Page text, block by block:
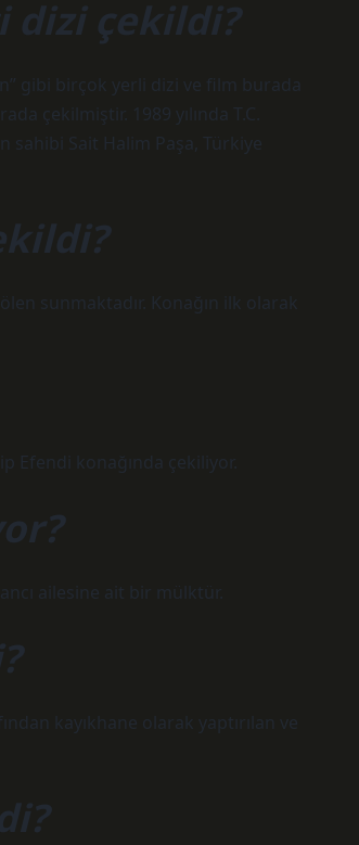
dizi çekildi?
gibi birçok yerli dizi ve film burada
çekilmiştir. 1989 yılında T.C.
sahibi Sait Halim Paşa, Türkiye
sunmaktadır. Konağın ilk olarak
Efendi konağında çekiliyor.
ailesine ait bir mülktür.
kayıkhane olarak yaptırılan ve